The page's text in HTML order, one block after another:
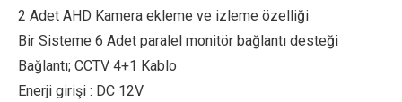
2 Adet AHD Kamera ekleme ve izleme özelliği
Bir Sisteme 6 Adet paralel monitör bağlantı desteği
Bağlantı; CCTV 4+1 Kablo
Enerji girişi : DC 12V